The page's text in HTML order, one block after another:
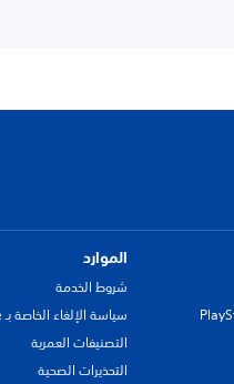
الموارد
شروط الخدمة
سياسة الإلغاء الخاصة بـ PS Store
التصنيفات العمرية
التحذيرات الصحية